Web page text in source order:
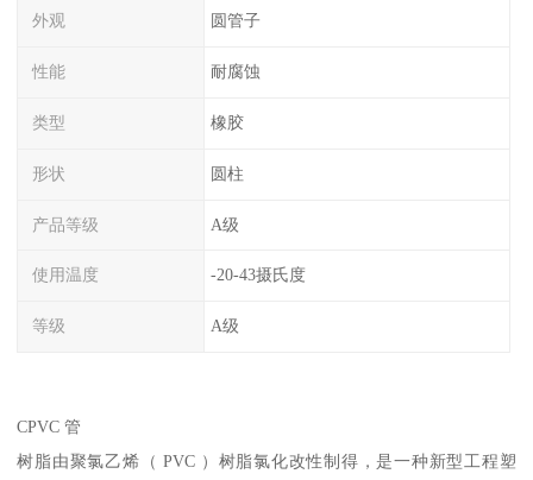
外观 圆管子
性能 耐腐蚀
类型 橡胶
形状 圆柱
产品等级 A级
使用温度 -20-43摄氏度
等级 A级
CPVC 管
树脂由聚氯乙烯（ PVC ）树脂氯化改性制得，是一种新型工程塑